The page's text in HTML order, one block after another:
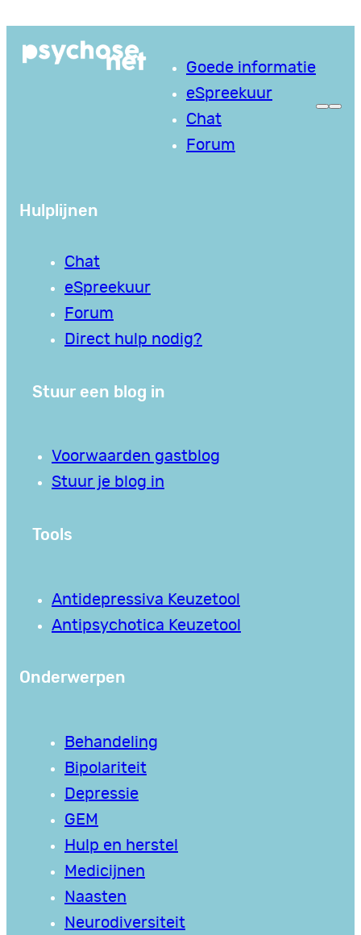
naar
Goede informatie
eSpreekuur
Chat
Forum
Hulplijnen
Chat
eSpreekuur
Forum
Direct hulp nodig?
Stuur een blog in
Voorwaarden gastblog
Stuur je blog in
Tools
Antidepressiva Keuzetool
Antipsychotica Keuzetool
Onderwerpen
Behandeling
Bipolariteit
Depressie
GEM
Hulp en herstel
Medicijnen
Naasten
Neurodiversiteit